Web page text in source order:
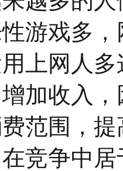
游戏多
上网人
加收入
范围，
竞争中